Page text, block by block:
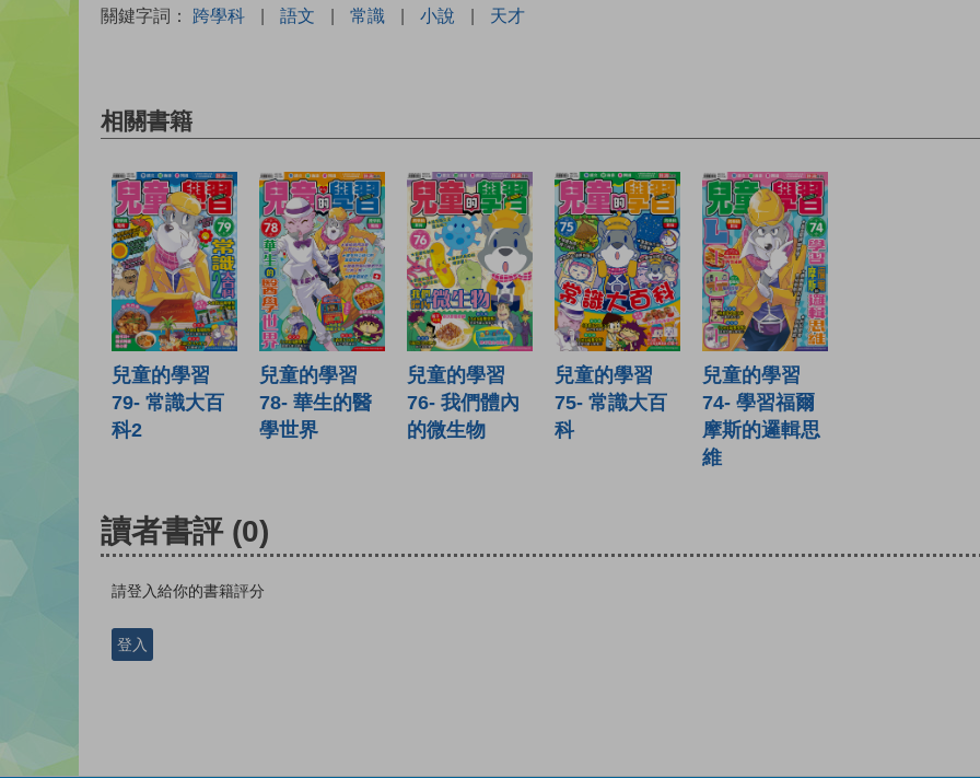
關鍵字詞： 跨學科 | 語文 | 常識 | 小說 | 天才
相關書籍
兒童的學習
79- 常識大百
科2
兒童的學習
78- 華生的醫
學世界
兒童的學習
76- 我們體內
的微生物
兒童的學習
75- 常識大百
科
兒童的學習
74- 學習福爾
摩斯的邏輯思
維
讀者書評 (0)
請登入給你的書籍評分
登入